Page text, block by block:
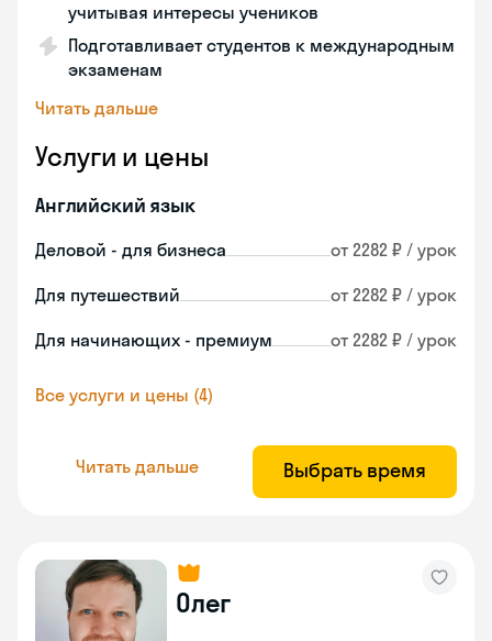
учитывая интересы учеников
Подготавливает студентов к международным
экзаменам
Читать дальше
Услуги и цены
Английский язык
Деловой - для бизнеса от 2282 ₽ / урок
Для путешествий от 2282 ₽ / урок
Для начинающих - премиум от 2282 ₽ / урок
Все услуги и цены (4)
Читать дальше Выбрать время
Олег